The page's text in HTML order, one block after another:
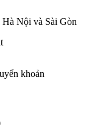
Nội và Sài Gòn
khoản